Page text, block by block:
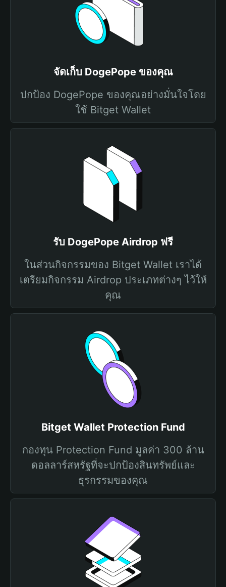
จัดเก็บ DogePope ของคุณ
ปกป้อง DogePope ของคุณอย่างมั่นใจโดย
ใช้ Bitget Wallet
รับ DogePope Airdrop ฟรี
ในส่วนกิจกรรมของ Bitget Wallet เราได้
เตรียมกิจกรรม Airdrop ประเภทต่างๆ ไว้ให้
คุณ
Bitget Wallet Protection Fund
กองทุน Protection Fund มูลค่า 300 ล้าน
ดอลลาร์สหรัฐที่จะปกป้องสินทรัพย์และ
ธุรกรรมของคุณ